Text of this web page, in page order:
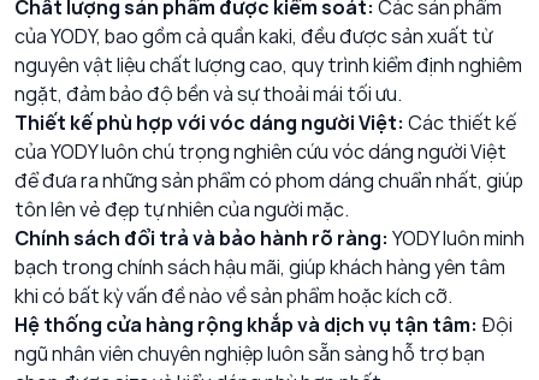
Chất lượng sản phẩm được kiểm soát: Các sản phẩm
của YODY, bao gồm cả quần kaki, đều được sản xuất từ
nguyên vật liệu chất lượng cao, quy trình kiểm định nghiêm
ngặt, đảm bảo độ bền và sự thoải mái tối ưu.
Thiết kế phù hợp với vóc dáng người Việt: Các thiết kế
của YODY luôn chú trọng nghiên cứu vóc dáng người Việt
để đưa ra những sản phẩm có phom dáng chuẩn nhất, giúp
tôn lên vẻ đẹp tự nhiên của người mặc.
Chính sách đổi trả và bảo hành rõ ràng: YODY luôn minh
bạch trong chính sách hậu mãi, giúp khách hàng yên tâm
khi có bất kỳ vấn đề nào về sản phẩm hoặc kích cỡ.
Hệ thống cửa hàng rộng khắp và dịch vụ tận tâm: Đội
ngũ nhân viên chuyên nghiệp luôn sẵn sàng hỗ trợ bạn